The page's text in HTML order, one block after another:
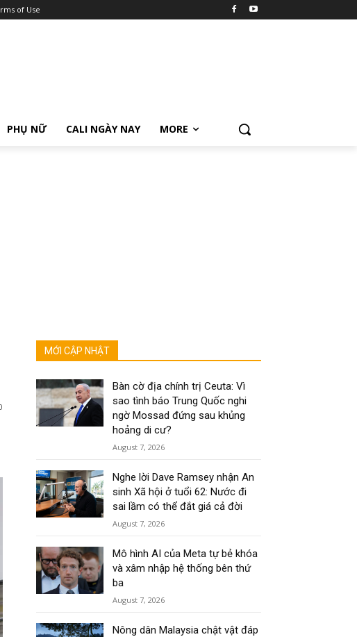
of Use
PHỤ NỮ CALI NGÀY NAY MORE
MỚI CẬP NHẬT
Bàn cờ địa chính trị Ceuta: Vì
sao tình báo Trung Quốc nghi
ngờ Mossad đứng sau khủng
hoảng di cư?
August 7, 2026
Nghe lời Dave Ramsey nhận An
sinh Xã hội ở tuổi 62: Nước đi
sai lầm có thể đắt giá cả đời
August 7, 2026
Mô hình AI của Meta tự bẻ khóa
và xâm nhập hệ thống bên thứ
ba
August 7, 2026
Nông dân Malaysia chật vật đáp